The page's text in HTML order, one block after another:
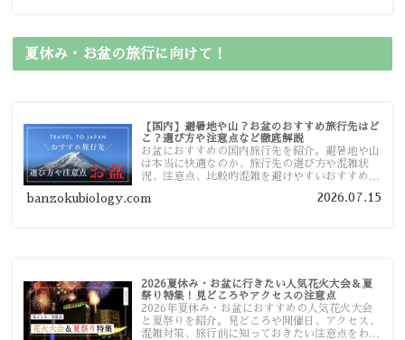
夏休み・お盆の旅行に向けて！
【国内】避暑地や山？お盆のおすすめ旅行先はど
こ？選び方や注意点など徹底解説
お盆におすすめの国内旅行先を紹介。避暑地や山
は本当に快適なのか、旅行先の選び方や混雑状
況、注意点、比較的混雑を避けやすいおすすめス
す。
banzokubiology.com 2026.07.15
2026夏休み・お盆に行きたい人気花火大会＆夏
祭り特集！見どころやアクセスの注意点
2026年夏休み・お盆におすすめの人気花火大会
と夏祭りを紹介。見どころや開催日、アクセス、
混雑対策、旅行前に知っておきたい注意点をわか